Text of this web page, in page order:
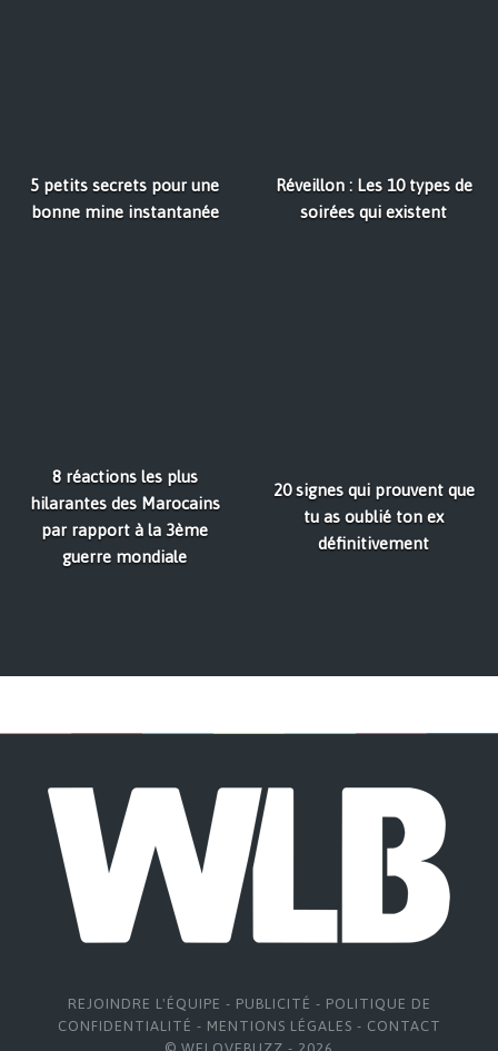
5 petits secrets pour une
bonne mine instantanée
Réveillon : Les 10 types de
soirées qui existent
8 réactions les plus
hilarantes des Marocains
par rapport à la 3ème
guerre mondiale
20 signes qui prouvent que
tu as oublié ton ex
définitivement
REJOINDRE L'ÉQUIPE - PUBLICITÉ - POLITIQUE DE
CONFIDENTIALITÉ - MENTIONS LÉGALES - CONTACT